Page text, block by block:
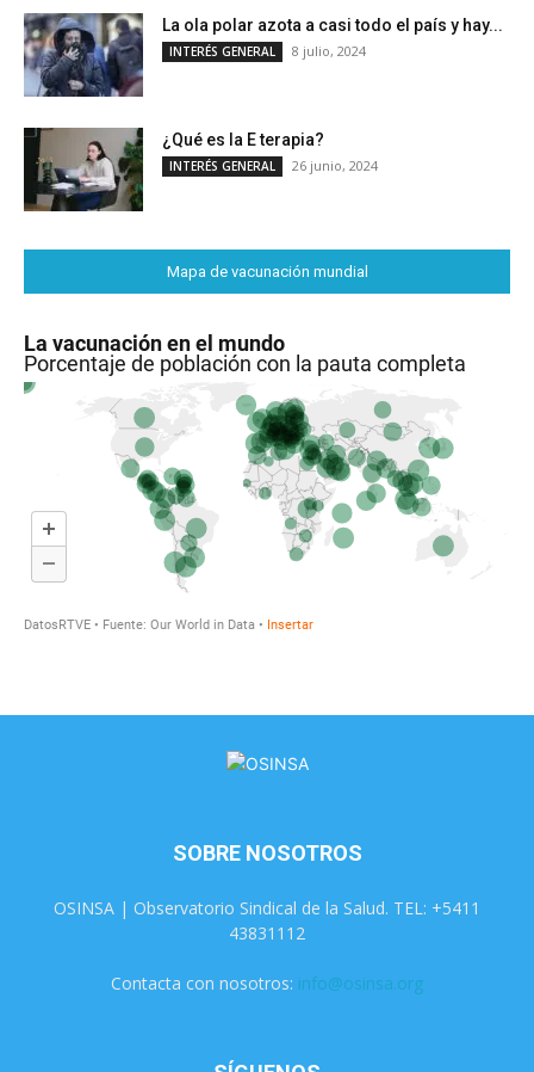
La ola polar azota a casi todo el país y hay...
INTERÉS GENERAL 8 julio, 2024
¿Qué es la E terapia?
INTERÉS GENERAL 26 junio, 2024
Mapa de vacunación mundial
SOBRE NOSOTROS
OSINSA | Observatorio Sindical de la Salud. TEL: +5411
43831112
Contacta con nosotros: info@osinsa.org